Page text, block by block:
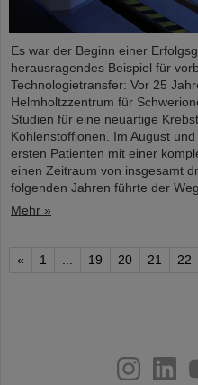
Es war der Beginn einer
herausragendes Beispiel für
Technologietransfer: Vor 25
Helmholtzzentrum für
Studien für eine neuartige
Kohlenstoffionen. Im August
ersten Patienten mit einer
einen Zeitraum von insgesamt
folgenden Jahren führte der Weg
Mehr »
« 1 19 20 21 22
youtube
helmholtz.social